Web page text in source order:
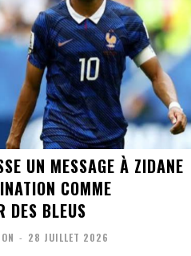
UN MESSAGE À ZIDANE
COMME
DES BLEUS
- 28 JUILLET 2026